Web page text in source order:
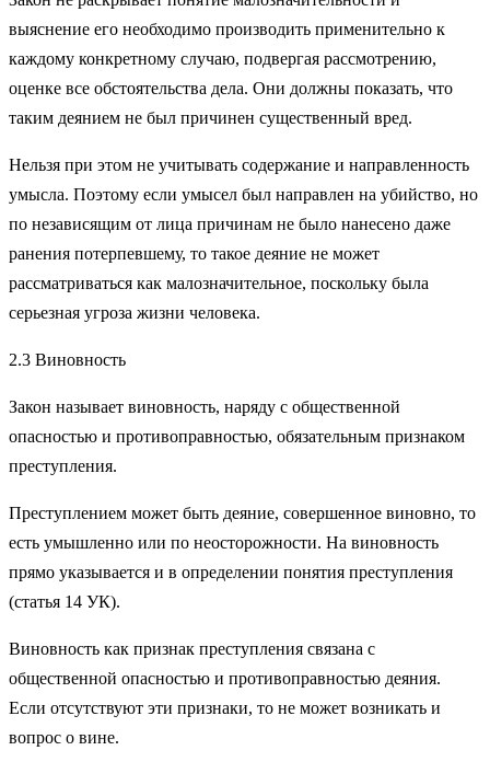
выяснение его необходимо производить применительно к
каждому конкретно­му случаю, подвергая рассмотрению,
оценке все обстоятельства дела. Они должны показать, что
таким деянием не был причинен сущес­твенный вред.
Нельзя при этом не учитывать содержание и направленность
умысла. Поэтому если умысел был направлен на убийство, но
по независящим от лица причинам не было нанесено даже
ранения потерпевшему, то такое деяние не может
рассматриваться как малозначительное, поскольку была
серьезная угроза жизни челове­ка.
2.3 Виновность
Закон называет виновность, наряду с общественной
опасностью и противоправностью, обязательным признаком
преступления.
Преступлением может быть деяние, совершенное виновно, то
есть умышленно или по неосторожности. На виновность
прямо указывается и в определении понятия преступления
(статья 14 УК).
Виновность как признак преступления связана с
общественной опасностью и противоправностью деяния.
Если отсутствуют эти признаки, то не может возникать и
вопрос о вине.